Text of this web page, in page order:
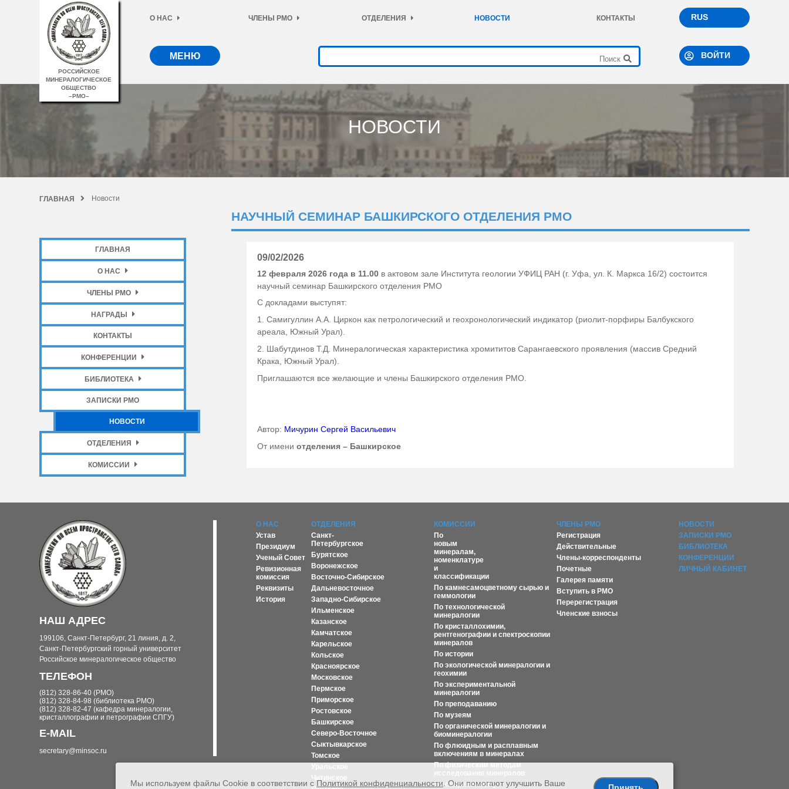
РОССИЙСКОЕ
МИНЕРАЛОГИЧЕСКОЕ
ОБЩЕСТВО
–РМО–
О НАС ЧЛЕНЫ РМО ОТДЕЛЕНИЯ НОВОСТИ КОНТАКТЫ RUS
МЕНЮ ВОЙТИ
НОВОСТИ
ГЛАВНАЯ Новости
ГЛАВНАЯ
О НАС
ЧЛЕНЫ РМО
НАГРАДЫ
КОНТАКТЫ
КОНФЕРЕНЦИИ
БИБЛИОТЕКА
ЗАПИСКИ РМО
НОВОСТИ
ОТДЕЛЕНИЯ
КОМИССИИ
НАУЧНЫЙ СЕМИНАР БАШКИРСКОГО ОТДЕЛЕНИЯ РМО
09/02/2026
12 февраля 2026 года в 11.00в актовом зале Института геологии УФИЦ РАН (г. Уфа, ул. К. Маркса 16/2) состоится
научный семинар Башкирского отделения РМО
С докладами выступят:
1. Самигуллин А.А. Циркон как петрологический и геохронологический индикатор (риолит-порфиры Балбукского
ареала, Южный Урал).
2. Шабутдинов Т.Д. Минералогическая характеристика хромититов Сарангаевского проявления (массив Средний
Крака, Южный Урал).
Приглашаются все желающие и члены Башкирского отделения РМО.
Автор: Мичурин Сергей Васильевич
От имени отделения – Башкирское
НАШ АДРЕС
199106, Санкт-Петербург, 21 линия, д. 2,
Санкт-Петербургский горный университет
Российское минералогическое общество
ТЕЛЕФОН
(812) 328-86-40 (РМО)
(812) 328-84-98 (библиотека РМО)
(812) 328-82-47 (кафедра минералогии,
кристаллографии и петрографии СПГУ)
E-MAIL
secretary@minsoc.ru
О НАС
Устав
Президиум
Ученый Совет
Ревизионная
комиссия
Реквизиты
История
ОТДЕЛЕНИЯ
Санкт-
Петербургское
Бурятское
Воронежское
Восточно-Сибирское
Дальневосточное
Западно-Сибирское
Ильменское
Казанское
Камчатское
Карельское
Кольское
Красноярское
Московское
Пермское
Приморское
Ростовское
Башкирское
Северо-Восточное
Сыктывкарское
Томское
КОМИССИИ
По
новым
минералам,
номенклатуре
и
классификации
По камнесамоцветному сырью и
геммологии
По технологической
минералогии
По кристаллохимии,
рентгенографии и спектроскопии
минералов
По истории
По экологической минералогии и
геохимии
По экспериментальной
минералогии
По преподаванию
По музеям
По органической минералогии и
биоминералогии
По флюидным и расплавным
включениям в минералах
По физическим методам
По современному
ЧЛЕНЫ РМО
Регистрация
Действительные
Члены-корреспонденты
Почетные
Галерея памяти
Вступить в РМО
Перерегистрация
Членские взносы
НОВОСТИ
ЗАПИСКИ РМО
БИБЛИОТЕКА
КОНФЕРЕНЦИИ
ЛИЧНЫЙ КАБИНЕТ
Мы используем файлы Cookie в соответствии с Политикой конфиденциальности . Они помогают улучшить Ваше